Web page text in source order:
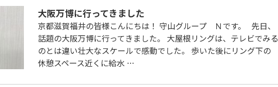
大阪万博に行ってきました
京都滋賀福井の皆様こんにちは！ 守山グループ Ｎです。 先日、
話題の大阪万博に行ってきました。 大屋根リングは、テレビでみる
のとは違い壮大なスケールで感動でした。 歩いた後にリング下の
休憩スペース近くに給水 …